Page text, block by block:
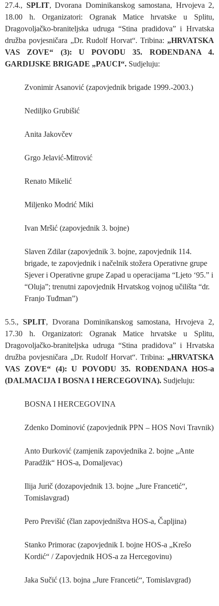
27.4., SPLIT, Dvorana Dominikanskog samostana, Hrvojeva 2,
18.00 h. Organizatori: Ogranak Matice hrvatske u Splitu,
Dragovoljačko-braniteljska udruga “Stina pradidova” i Hrvatska
družba povjesničara „Dr. Rudolf Horvat“. Tribina: „HRVATSKA
VAS ZOVE“ (3): U POVODU 35. ROĐENDANA 4.
GARDIJSKE BRIGADE „PAUCI“. Sudjeluju:
Zvonimir Asanović (zapovjednik brigade 1999.-2003.)
Nediljko Grubišić
Anita Jakovčev
Grgo Jelavić-Mitrović
Renato Mikelić
Miljenko Modrić Miki
Ivan Mršić (zapovjednik 3. bojne)
Slaven Zdilar (zapovjednik 3. bojne, zapovjednik 114.
brigade, te zapovjednik i načelnik stožera Operativne grupe
Sjever i Operativne grupe Zapad u operacijama “Ljeto ‘95.” i
“Oluja”; trenutni zapovjednik Hrvatskog vojnog učilišta “dr.
Franjo Tuđman”)
5.5., SPLIT, Dvorana Dominikanskog samostana, Hrvojeva 2,
17.30 h. Organizatori: Ogranak Matice hrvatske u Splitu,
Dragovoljačko-braniteljska udruga “Stina pradidova” i Hrvatska
družba povjesničara „Dr. Rudolf Horvat“. Tribina: „HRVATSKA
VAS ZOVE“ (4): U POVODU 35. ROĐENDANA HOS-a
(DALMACIJA I BOSNA I HERCEGOVINA). Sudjeluju:
BOSNA I HERCEGOVINA
Zdenko Dominović (zapovjednik PPN – HOS Novi Travnik)
Anto Đurković (zamjenik zapovjednika 2. bojne „Ante
Paradžik“ HOS-a, Domaljevac)
Ilija Jurič (dozapovjednik 13. bojne „Jure Francetić“,
Tomislavgrad)
Pero Previšić (član zapovjedništva HOS-a, Čapljina)
Stanko Primorac (zapovjednik I. bojne HOS-a „Krešo
Kordić“ / Zapovjednik HOS-a za Hercegovinu)
Jaka Sučić (13. bojna „Jure Francetić“, Tomislavgrad)